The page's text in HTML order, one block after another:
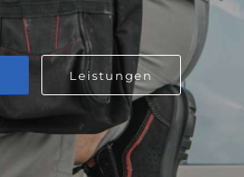
Leistungen